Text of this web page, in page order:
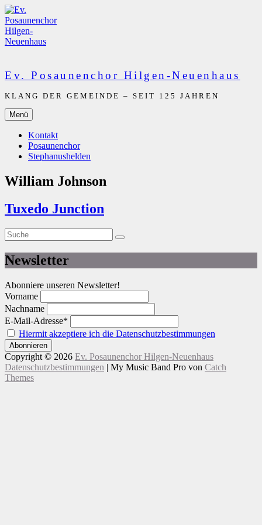
Zum
Inhalt
springen
Ev. Posaunenchor Hilgen-Neuenhaus
KLANG DER GEMEINDE – SEIT 125 JAHREN
Menü
Kontakt
Posaunenchor
Stephanushelden
William Johnson
Tuxedo Junction
Suche
nach:
Suche
Newsletter
Abonniere unseren Newsletter!
Vorname
Nachname
E-Mail-Adresse*
Hiermit akzeptiere ich die Datenschutzbestimmungen
Copyright © 2026 Ev. Posaunenchor Hilgen-Neuenhaus
Datenschutzbestimmungen | My Music Band Pro von Catch
Themes